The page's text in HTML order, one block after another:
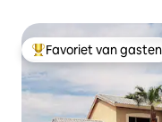
Topfavoriet van
Favoriet van gasten